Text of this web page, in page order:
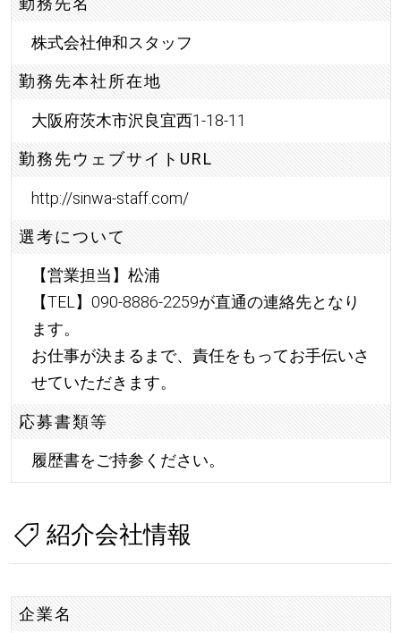
株式会社伸和スタッフ
勤務先本社所在地
大阪府茨木市沢良宜西1-18-11
勤務先ウェブサイトURL
http://sinwa-staff.com/
選考について
【営業担当】松浦
【TEL】090-8886-2259が直通の連絡先となり
ます。
お仕事が決まるまで、責任をもってお手伝いさ
せていただきます。
応募書類等
履歴書をご持参ください。
紹介会社情報
企業名